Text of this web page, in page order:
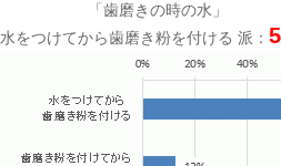
「歯磨きの時の水」
水をつけてから歯磨き粉を付ける 派：